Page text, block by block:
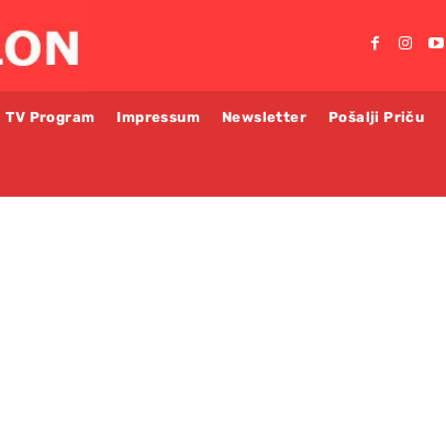
TV Program Impressum Newsletter Pošalji Priču